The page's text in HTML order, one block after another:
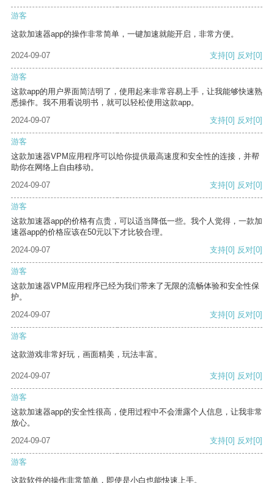
游客
这款加速器app的操作非常简单，一键加速就能开启，非常方便。
2024-09-07 支持[0] 反对[0]
游客
这款app的用户界面简洁明了，使用起来非常容易上手，让我能够快速熟
悉操作。我不用看说明书，就可以轻松使用这款app。
2024-09-07
支持[0] 反对[0]
游客
这款加速器VPM应用程序可以给你提供最高速度和安全性的连接，并帮
助你在网络上自由移动。
2024-09-07
支持[0] 反对[0]
游客
这款加速器app的价格有点贵，可以适当降低一些。我个人觉得，一款加
速器app的价格应该在50元以下才比较合理。
2024-09-07
支持[0] 反对[0]
游客
这款加速器VPM应用程序已经为我们带来了无限的流畅体验和安全性保
护。
2024-09-07
支持[0] 反对[0]
游客
这款游戏非常好玩，画面精美，玩法丰富。
2024-09-07 支持[0] 反对[0]
游客
这款加速器app的安全性很高，使用过程中不会泄露个人信息，让我非常
放心。
2024-09-07
支持[0] 反对[0]
游客
这款软件的操作非常简单，即使是小白也能快速上手。